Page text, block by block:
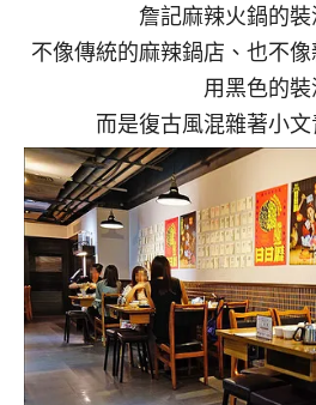
詹記麻辣火鍋的
不像傳統的麻辣鍋店、也不
用黑色的
而是復古風混雜著小